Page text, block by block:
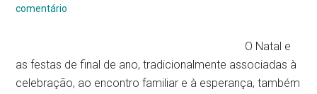
comentário
O Natal e
as festas de final de ano, tradicionalmente associadas à
celebração, ao encontro familiar e à esperança, também